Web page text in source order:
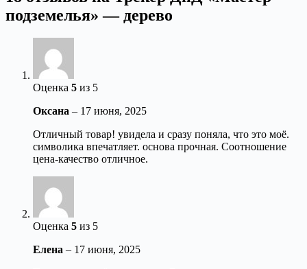
подземелья» — дерево
Оценка 5 из 5
Оксана – 17 июня, 2025
Отличный товар! увидела и сразу поняла, что это моё.
символика впечатляет. основа прочная. Соотношение
цена‑качество отличное.
Оценка 5 из 5
Елена – 17 июня, 2025